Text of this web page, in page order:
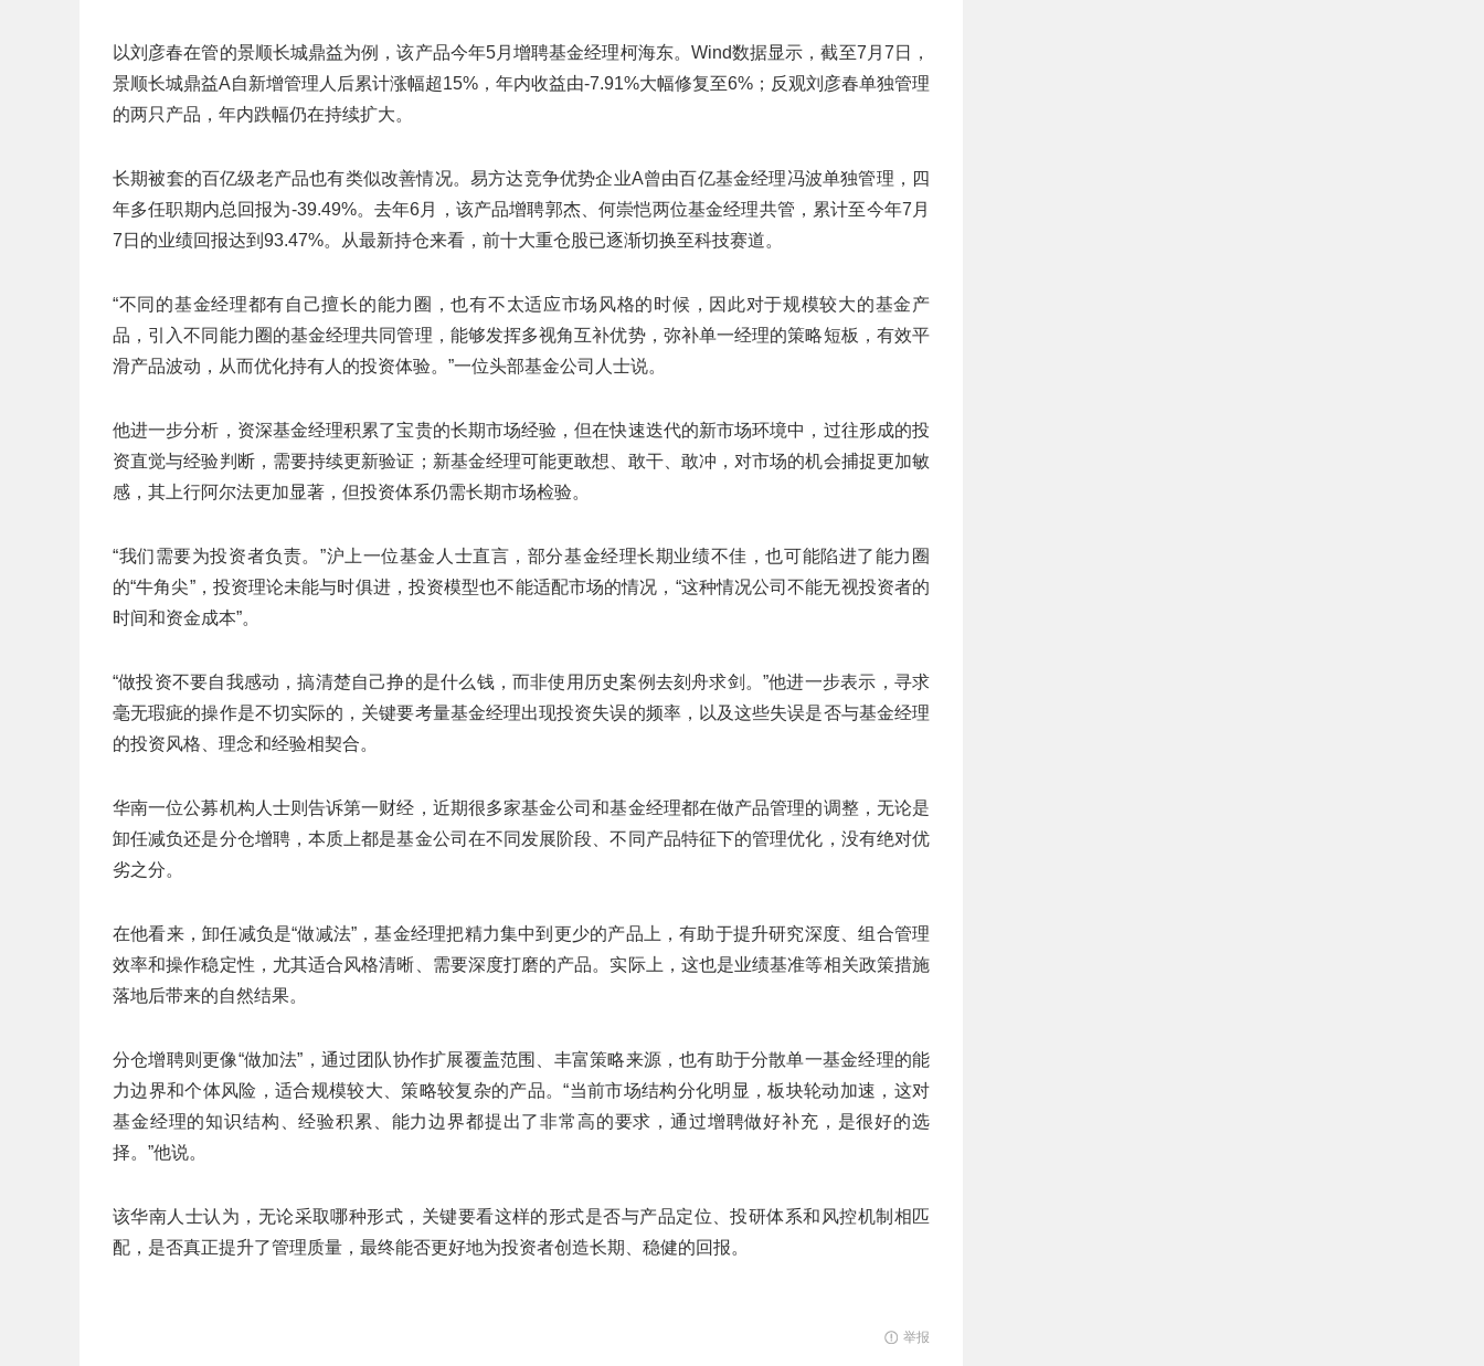
以刘彦春在管的景顺长城鼎益为例，该产品今年5月增聘基金经理柯海东。Wind数据显示，截至7月7日，
景顺长城鼎益A自新增管理人后累计涨幅超15%，年内收益由-7.91%大幅修复至6%；反观刘彦春单独管理
的两只产品，年内跌幅仍在持续扩大。
长期被套的百亿级老产品也有类似改善情况。易方达竞争优势企业A曾由百亿基金经理冯波单独管理，四
年多任职期内总回报为-39.49%。去年6月，该产品增聘郭杰、何崇恺两位基金经理共管，累计至今年7月
7日的业绩回报达到93.47%。从最新持仓来看，前十大重仓股已逐渐切换至科技赛道。
“不同的基金经理都有自己擅长的能力圈，也有不太适应市场风格的时候，因此对于规模较大的基金产
品，引入不同能力圈的基金经理共同管理，能够发挥多视角互补优势，弥补单一经理的策略短板，有效平
滑产品波动，从而优化持有人的投资体验。”一位头部基金公司人士说。
他进一步分析，资深基金经理积累了宝贵的长期市场经验，但在快速迭代的新市场环境中，过往形成的投
资直觉与经验判断，需要持续更新验证；新基金经理可能更敢想、敢干、敢冲，对市场的机会捕捉更加敏
感，其上行阿尔法更加显著，但投资体系仍需长期市场检验。
“我们需要为投资者负责。”沪上一位基金人士直言，部分基金经理长期业绩不佳，也可能陷进了能力圈
的“牛角尖”，投资理论未能与时俱进，投资模型也不能适配市场的情况，“这种情况公司不能无视投资者的
时间和资金成本”。
“做投资不要自我感动，搞清楚自己挣的是什么钱，而非使用历史案例去刻舟求剑。”他进一步表示，寻求
毫无瑕疵的操作是不切实际的，关键要考量基金经理出现投资失误的频率，以及这些失误是否与基金经理
的投资风格、理念和经验相契合。
华南一位公募机构人士则告诉第一财经，近期很多家基金公司和基金经理都在做产品管理的调整，无论是
卸任减负还是分仓增聘，本质上都是基金公司在不同发展阶段、不同产品特征下的管理优化，没有绝对优
劣之分。
在他看来，卸任减负是“做减法”，基金经理把精力集中到更少的产品上，有助于提升研究深度、组合管理
效率和操作稳定性，尤其适合风格清晰、需要深度打磨的产品。实际上，这也是业绩基准等相关政策措施
落地后带来的自然结果。
分仓增聘则更像“做加法”，通过团队协作扩展覆盖范围、丰富策略来源，也有助于分散单一基金经理的能
力边界和个体风险，适合规模较大、策略较复杂的产品。“当前市场结构分化明显，板块轮动加速，这对
基金经理的知识结构、经验积累、能力边界都提出了非常高的要求，通过增聘做好补充，是很好的选
择。”他说。
该华南人士认为，无论采取哪种形式，关键要看这样的形式是否与产品定位、投研体系和风控机制相匹
配，是否真正提升了管理质量，最终能否更好地为投资者创造长期、稳健的回报。
举报